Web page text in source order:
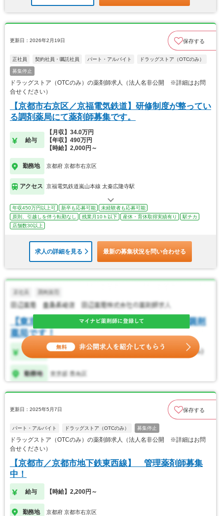
更新日：2026年2月19日 保存する
正社員 契約社員・嘱託社員 パート・アルバイト ドラッグストア（OTCのみ）
募集停止
ドラッグストア（OTCのみ）の薬剤師求人（法人名非公開 ※詳細はお問
合せください）
【京都市右京区／京福電気鉄道】研修制度が整ってい
る調剤薬局にて薬剤師募集です。
給与
【月収】34.0万円
【年収】490万円
【時給】2,000円～
勤務地 京都府 京都市右京区
アクセス 京福電気鉄道嵐山本線 太秦広隆寺駅
年収450万円以上可 新卒も応募可能
未経験者も応募可能
原則、引越しを伴う転勤なし
残業月10ｈ以下 産休・育休取得実績有り
駅チカ
店舗数30以上
求人の詳細を見る 最新の募集状況を問い合わせる
更新日：2025年5月7日 保存する
パート・アルバイト ドラッグストア（OTCのみ） 募集停止
ドラッグストア（OTCのみ）の薬剤師求人（法人名非公開 ※詳細はお問
合せください）
【京都市／京都市地下鉄東西線】 管理薬剤師募集
中！
給与 【時給】2,200円～
勤務地 京都府 京都市右京区